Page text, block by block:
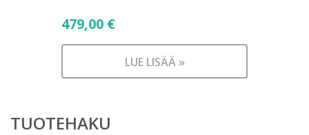
479,00 €
LUE LISÄÄ »
TUOTEHAKU